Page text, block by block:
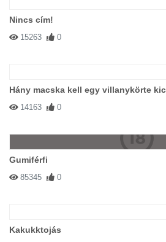
Nincs cím!
15263 0
Hány macska kell egy villanykörte
14163 0
Gumiférfi
85345 0
Kakukktojás